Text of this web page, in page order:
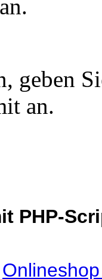
geben
an.
PHP-